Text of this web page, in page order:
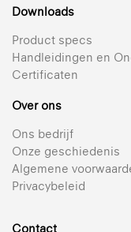
Downloads
Product specs
Handleidingen en
Certificaten
Over ons
Ons bedrijf
Onze geschiedenis
Algemene
Privacybeleid
Contact